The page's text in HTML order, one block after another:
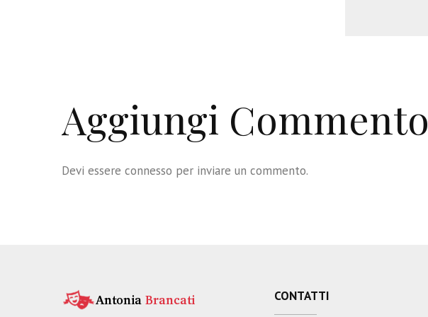
Aggiungi Commento
Devi essere connesso per inviare un commento.
CONTATTI